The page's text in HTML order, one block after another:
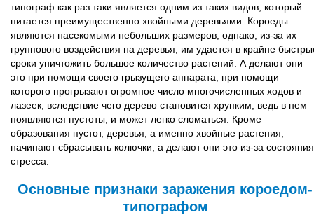
типограф как раз таки является одним из таких видов, который
питается преимущественно хвойными деревьями. Короеды
являются насекомыми небольших размеров, однако, из-за их
группового воздействия на деревья, им удается в крайне
сроки уничтожить большое количество растений. А делают они
это при помощи своего грызущего аппарата, при помощи
которого прогрызают огромное число многочисленных ходов и
лазеек, вследствие чего дерево становится хрупким, ведь в нем
появляются пустоты, и может легко сломаться. Кроме
образования пустот, деревья, а именно хвойные растения,
начинают сбрасывать колючки, а делают они это из-за состояния
стресса.
Основные признаки заражения короедом-
типографом